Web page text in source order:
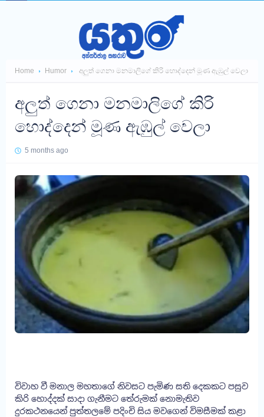
Home Humor අලුත් ගෙනා මනමාලිගේ කිරි හොද්දෙන් මූණ ඇඹුල් වෙලා
අලුත් ගෙනා මනමාලිගේ කිරි
හොද්දෙන් මූණ ඇඹුල් වෙලා
5 months ago
විවාහ වී මනාල මහතාගේ නිවසට පැමිණ සති දෙකකට පසුව
කිරි හොද්දක් සාදා ගැනීමට තේරුමක් නොමැතිව
දුරකථනයෙන් පුත්තලමේ පදිංචි සිය මවගෙන් විමසීමක් කළා